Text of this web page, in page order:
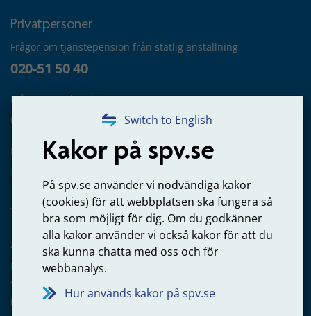
Switch to English
Kakor på spv.se
På spv.se använder vi nödvändiga kakor
(cookies) för att webbplatsen ska fungera så
bra som möjligt för dig. Om du godkänner
alla kakor använder vi också kakor för att du
ska kunna chatta med oss och för
webbanalys.
Hur används kakor på spv.se
Privatpersoner
Frågor om tjänstepension från statlig anställning
020-51 50 40
Frågor om utbetalning
020-65 00 65
Kontakta oss
Arbetsgivare
Frågor om administration av tjänstepension från statlig
anställning
060-18 75 03